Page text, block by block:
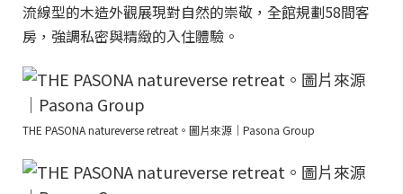
流線型的木造外觀展現對自然的崇敬，全館規劃58間客
房，強調私密與精緻的入住體驗。
THE PASONA natureverse retreat。圖片來源｜Pasona Group